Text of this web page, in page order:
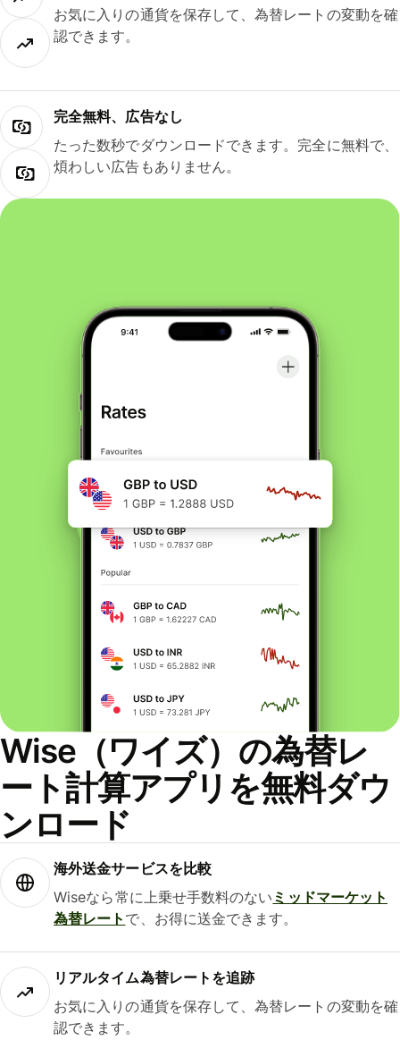
お気に入りの通貨を保存して、為替レートの変動を確
認できます。
完全無料、広告なし
たった数秒でダウンロードできます。完全に無料で、
煩わしい広告もありません。
Wise（ワイズ）の為替レ
ート計算アプリを無料ダウ
ンロード
海外送金サービスを比較
Wiseなら常に上乗せ手数料のない ミッドマーケット
為替レート で、お得に送金できます。
リアルタイム為替レートを追跡
お気に入りの通貨を保存して、為替レートの変動を確
認できます。